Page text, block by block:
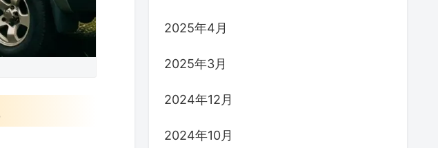
2025年4月
2025年3月
2024年12月
2024年10月